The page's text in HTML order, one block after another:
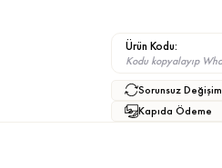
Ürün Kodu:
Kodu kopyalayıp
Sorunsuz
Kapıda Ödeme